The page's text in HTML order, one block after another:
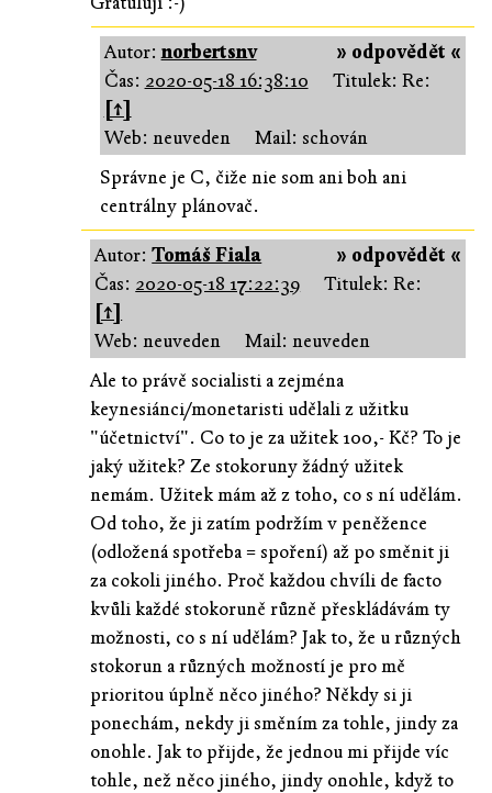
» odpovědět «
Autor:norbertsnv
Čas: 2020-05-18 16:38:10
Titulek: Re:
[↑]
Web: neuveden
Mail: schován
Správne je C, čiže nie som ani boh ani
centrálny plánovač.
» odpovědět «
Autor:Tomáš Fiala
Čas: 2020-05-18 17:22:39
Titulek: Re:
[↑]
Web: neuveden
Mail: neuveden
Ale to právě socialisti a zejména
keynesiánci/monetaristi udělali z užitku
"účetnictví". Co to je za užitek 100,- Kč? To je
jaký užitek? Ze stokoruny žádný užitek
nemám. Užitek mám až z toho, co s ní udělám.
Od toho, že ji zatím podržím v peněžence
(odložená spotřeba = spoření) až po směnit ji
za cokoli jiného. Proč každou chvíli de facto
kvůli každé stokoruně různě přeskládávám ty
možnosti, co s ní udělám? Jak to, že u různých
stokorun a různých možností je pro mě
prioritou úplně něco jiného? Někdy si ji
ponechám, nekdy ji směním za tohle, jindy za
onohle. Jak to přijde, že jednou mi přijde víc
tohle, než něco jiného, jindy onohle, když to